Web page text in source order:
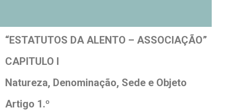
“ESTATUTOS DA ALENTO – ASSOCIAÇÃO”
CAPITULO I
Natureza, Denominação, Sede e Objeto
Artigo 1.º